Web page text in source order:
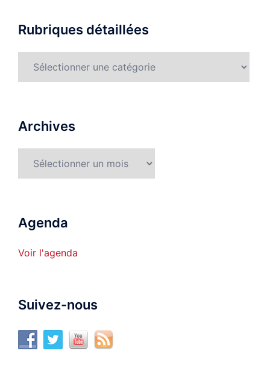
Rubriques détaillées
Archives
Agenda
Voir l'agenda
Suivez-nous